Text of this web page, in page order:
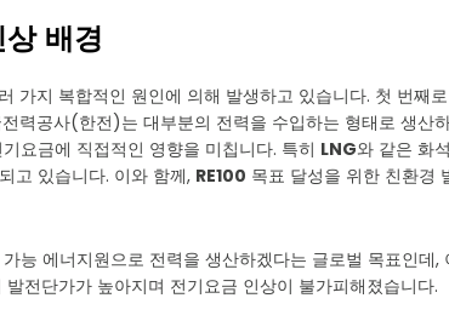
배경
가지 복합적인 원인에 의해 발생하고 있습니다. 첫 번째
력공사(한전)는 대부분의 전력을 수입하는 형태로 생산
요금에 직접적인 영향을 미칩니다. 특히 LNG와 같은 화
고 있습니다. 이와 함께, RE100 목표 달성을 위한 친환경
가능 에너지원으로 전력을 생산하겠다는 글로벌 목표인
발전단가가 높아지며 전기요금 인상이 불가피해졌습니다.